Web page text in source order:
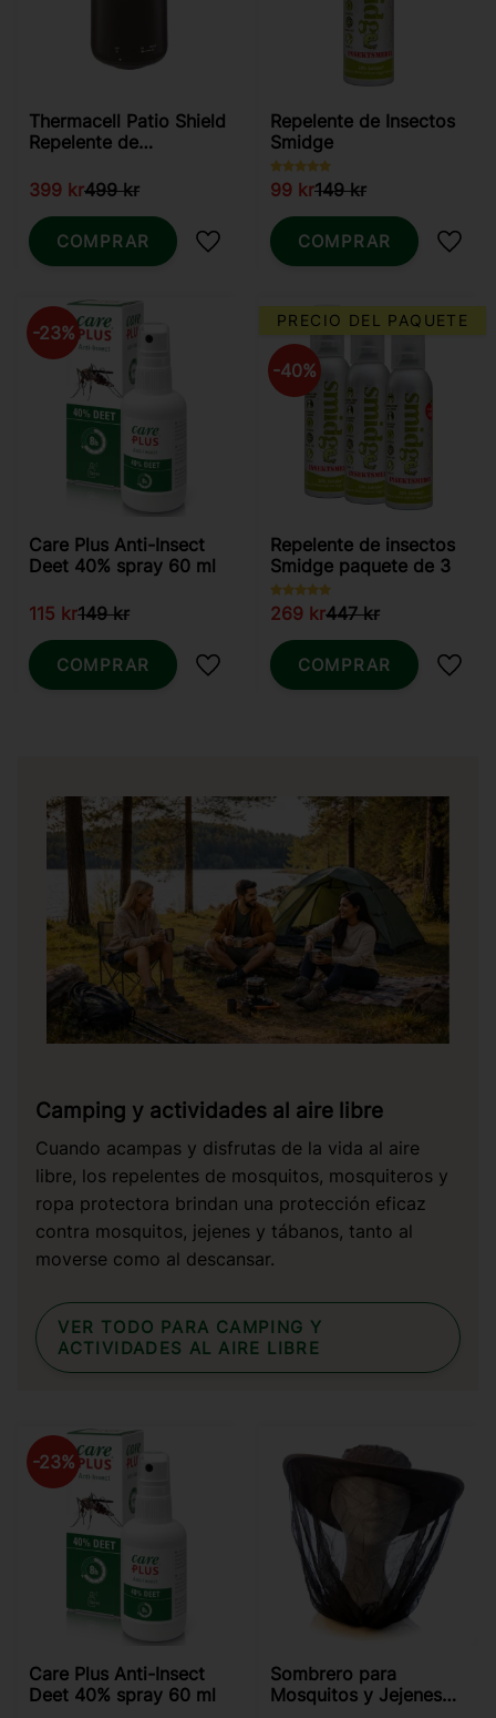
Thermacell Patio Shield
Repelente de
399 kr499kr
Añadir a favoritos
COMPRAR
Repelente de Insectos
Smidge
99 kr149kr
COMPRAR
Care Plus Anti-Insect
Deet 40% spray 60 ml
115 kr149kr
23%
Añadir a favoritos
COMPRAR
Repelente de insectos
Smidge paquete de 3
269 kr447kr
40%
PRECIO DEL PAQUETE
COMPRAR
Camping y actividades al aire libre
Cuando acampas y disfrutas de la vida al aire
libre, los repelentes de mosquitos, mosquiteros y
ropa protectora brindan una protección eficaz
contra mosquitos, jejenes y tábanos, tanto al
moverse como al descansar.
VER TODO PARA CAMPING Y
ACTIVIDADES AL AIRE LIBRE
Care Plus Anti-Insect
Deet 40% spray 60 ml
23%
Sombrero para
Mosquitos y Jejenes